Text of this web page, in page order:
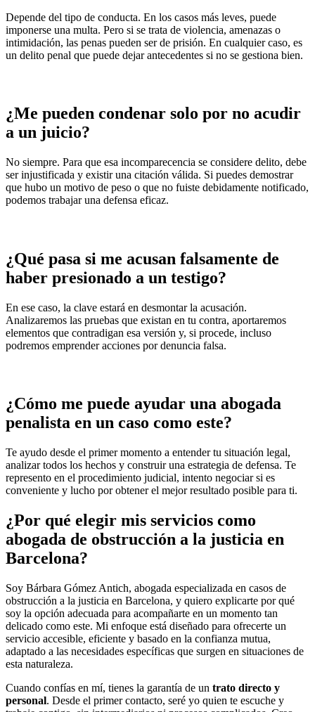
Depende del tipo de conducta. En los casos más leves, puede
imponerse una multa. Pero si se trata de violencia, amenazas o
intimidación, las penas pueden ser de prisión. En cualquier caso, es
un delito penal que puede dejar antecedentes si no se gestiona bien.
¿Me pueden condenar solo por no acudir
a un juicio?
No siempre. Para que esa incomparecencia se considere delito, debe
ser injustificada y existir una citación válida. Si puedes demostrar
que hubo un motivo de peso o que no fuiste debidamente notificado,
podemos trabajar una defensa eficaz.
¿Qué pasa si me acusan falsamente de
haber presionado a un testigo?
En ese caso, la clave estará en desmontar la acusación.
Analizaremos las pruebas que existan en tu contra, aportaremos
elementos que contradigan esa versión y, si procede, incluso
podremos emprender acciones por denuncia falsa.
¿Cómo me puede ayudar una abogada
penalista en un caso como este?
Te ayudo desde el primer momento a entender tu situación legal,
analizar todos los hechos y construir una estrategia de defensa. Te
represento en el procedimiento judicial, intento negociar si es
conveniente y lucho por obtener el mejor resultado posible para ti.
¿Por qué elegir mis servicios como
abogada de obstrucción a la justicia en
Barcelona?
Soy Bárbara Gómez Antich, abogada especializada en casos de
obstrucción a la justicia en Barcelona, y quiero explicarte por qué
soy la opción adecuada para acompañarte en un momento tan
delicado como este. Mi enfoque está diseñado para ofrecerte un
servicio accesible, eficiente y basado en la confianza mutua,
adaptado a las necesidades específicas que surgen en situaciones de
esta naturaleza.
Cuando confías en mí, tienes la garantía de un trato directo y
personal. Desde el primer contacto, seré yo quien te escuche y